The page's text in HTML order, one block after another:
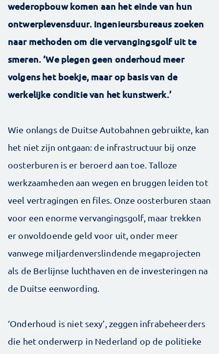
wederopbouw komen aan het einde van hun
ontwerplevensduur. Ingenieursbureaus zoeken
naar methoden om die vervangingsgolf uit te
smeren. ‘We plegen geen onderhoud meer
volgens het boekje, maar op basis van de
werkelijke conditie van het kunstwerk.’
Wie onlangs de Duitse Autobahnen gebruikte, kan
het niet zijn ontgaan: de infrastructuur bij onze
oosterburen is er beroerd aan toe. Talloze
werkzaamheden aan wegen en bruggen leiden tot
veel vertragingen en files. Onze oosterburen staan
voor een enorme vervangingsgolf, maar trekken
er onvoldoende geld voor uit, onder meer
vanwege miljardenverslindende megaprojecten
als de Berlijnse luchthaven en de investeringen na
de Duitse eenwording.
‘Onderhoud is niet sexy’, zeggen infrabeheerders
die het onderwerp in Nederland op de politieke